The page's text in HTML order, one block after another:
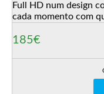
Full HD num design
cada momento com
185€